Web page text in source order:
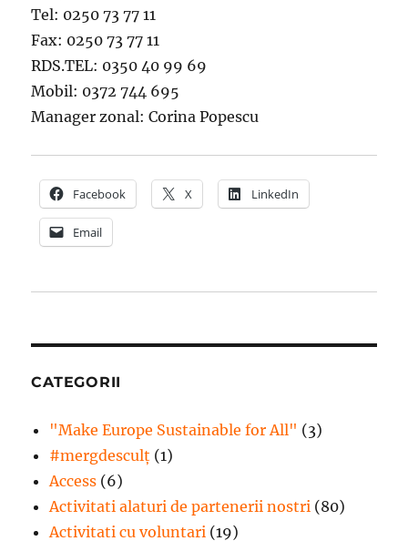
Tel: 0250 73 77 11
Fax: 0250 73 77 11
RDS.TEL: 0350 40 99 69
Mobil: 0372 744 695
Manager zonal: Corina Popescu
Facebook X LinkedIn
Email
CATEGORII
"Make Europe Sustainable for All" (3)
#mergdesculţ (1)
Access (6)
Activitati alaturi de partenerii nostri (80)
Activitati cu voluntari (19)